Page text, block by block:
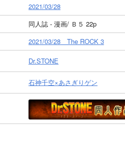
2021/03/28
同人誌 - 漫画/ Ｂ５ 22p
2021/03/28 The ROCK 3
Dr.STONE
石神千空×あさぎりゲン